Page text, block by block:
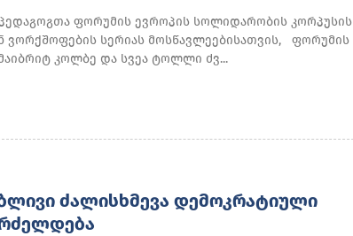
ფორუმის ევროპის სოლიდარობის კორპუსის
ვორქშოფების სერიას მოსწავლეებისათვის, ფორუმის
კოლბე და სვეა ტოლლი ძვ...
ᲫᲐᲚᲘᲡᲮᲛᲔᲕᲐ ᲓᲔᲛᲝᲙᲠᲐᲢᲘᲣᲚᲘ